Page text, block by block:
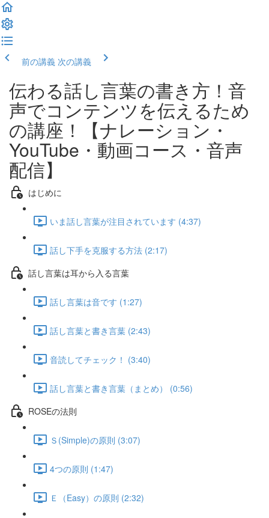
前の講義 次の講義
伝わる話し言葉の書き方！音
声でコンテンツを伝えるため
の講座！【ナレーション・
YouTube・動画コース・音声
配信】
はじめに
いま話し言葉が注目されています (4:37)
話し下手を克服する方法 (2:17)
話し言葉は耳から入る言葉
話し言葉は音です (1:27)
話し言葉と書き言葉 (2:43)
音読してチェック！ (3:40)
話し言葉と書き言葉（まとめ） (0:56)
ROSEの法則
Ｓ(Simple)の原則 (3:07)
4つの原則 (1:47)
Ｅ（Easy）の原則 (2:32)